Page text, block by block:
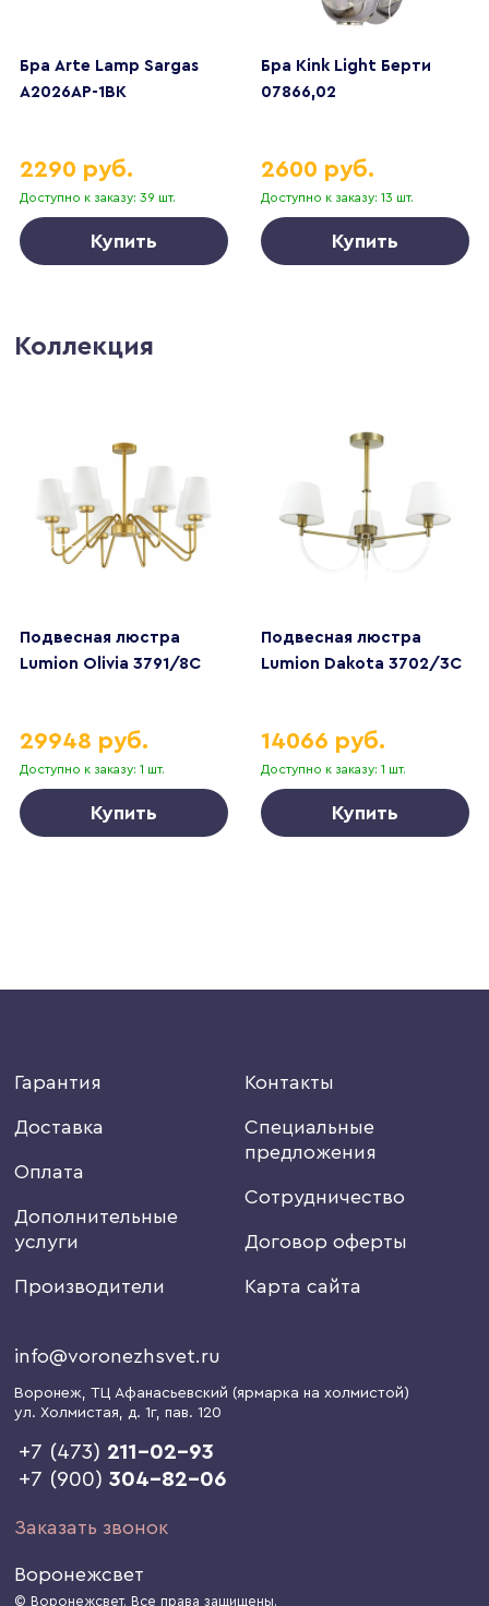
Бра Arte Lamp Sargas
A2026AP-1BK
Доступно к заказу: 39 шт.
2290 руб.
Купить
Бра Kink Light Берти
07866,02
Доступно к заказу: 13 шт.
2600 руб.
Купить
Коллекция
Подвесная люстра
Lumion Olivia 3791/8C
Доступно к заказу: 1 шт.
29948 руб.
Купить
Подвесная люстра
Lumion Dakota 3702/3C
Доступно к заказу: 1 шт.
14066 руб.
Купить
Гарантия
Доставка
Оплата
Дополнительные
услуги
Производители
Контакты
Специальные
предложения
Сотрудничество
Договор оферты
Карта сайта
info@voronezhsvet.ru
Воронеж, ТЦ Афанасьевский (ярмарка на холмистой)
ул. Холмистая, д. 1г, пав. 120
+7 (473) 211-02-93
+7 (900)304-82-06
Заказать звонок
Воронежсвет
© Воронежсвет. Все права защищены.